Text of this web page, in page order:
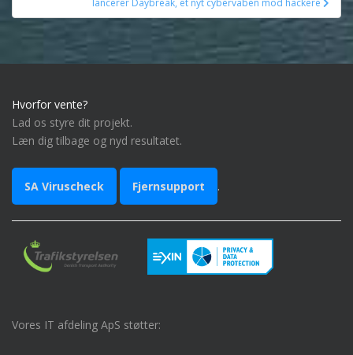
lancerer Daybreak, et nyt cybervåben mod hackere
Hvorfor vente?
Lad os styre dit projekt.
Læn dig tilbage og nyd resultatet.
SA Viruscheck Fjernsupport .
Vores IT afdeling ApS støtter: